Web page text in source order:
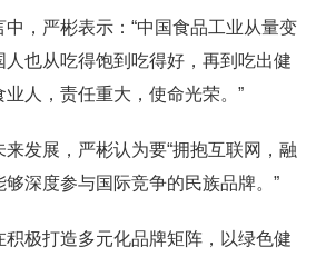
，严彬表示：“中国食品工业从量变
也从吃得饱到吃得好，再到吃出健
人，责任重大，使命光荣。”
发展，严彬认为要“拥抱互联网，融
深度参与国际竞争的民族品牌。”
极打造多元化品牌矩阵，以绿色健